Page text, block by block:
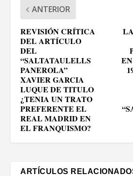
ANTERIOR
REVISIÓN CRÍTICA
DEL ARTÍCULO
DEL
“SALTATAULELLS
PANEROLA”
XAVIER GARCIA
LUQUE DE TITULO
¿TENIA UN TRATO
PREFERENTE EL
REAL MADRID EN
EL FRANQUISMO?
ARTÍCULOS